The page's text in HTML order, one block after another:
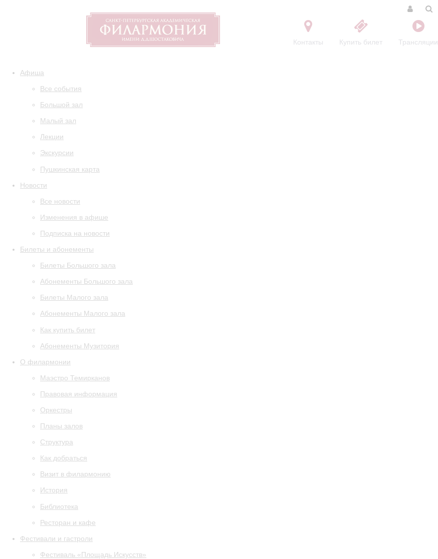
Контакты Купить билет Трансляции
Афиша
Все события
Большой зал
Малый зал
Лекции
Экскурсии
Пушкинская карта
Новости
Все новости
Изменения в афише
Подписка на новости
Билеты и абонементы
Билеты Большого зала
Абонементы Большого зала
Билеты Малого зала
Абонементы Малого зала
Как купить билет
Абонементы Музитория
О филармонии
Маэстро Темирканов
Правовая информация
Оркестры
Планы залов
Структура
Как добраться
Визит в филармонию
История
Библиотека
Ресторан и кафе
Фестивали и гастроли
Фестиваль «Площадь Искусств»